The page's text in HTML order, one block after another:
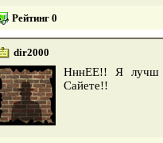
Рейтинг 0
dir2000
НннЕЕ!! Я лучш
Сайете!!